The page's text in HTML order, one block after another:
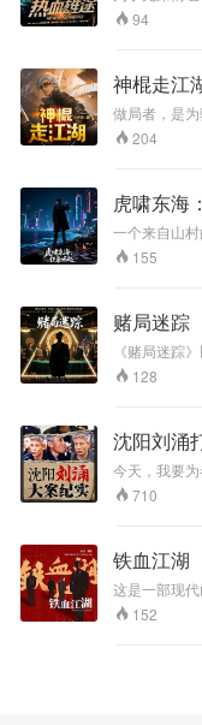
一帮生死兄
一条走向巅
94
神棍走江
做局者，是为
打着算命的
一类。 捞偏
江湖的故事
听，从对方
诀，可无论我
他说一旦泄
有一天，一
204
虎啸东海
传奇
一个来自山村
繁华与黑暗
年成长为令
他从不退缩
海市掀起了滔
从校园风云
气，书写了
155
赌局迷踪
《赌局迷踪
与救赎的深
王豹等人被
性的侵蚀与重塑 。 欲望是推动剧情
陈默为救母
婪化身恶势
食恶果，印
救赎之路在
而正义与邪恶
生，传递出
激励人们向
128
沈阳刘涌
今天，我要为
是一段发生
时的奉天，
风丧胆的社会
踏黑白两道，
纪末的沈阳
代。
710
铁血江湖
这是一部现
纪80年代，
满、胡金、
机报复的同
双方展开一
152